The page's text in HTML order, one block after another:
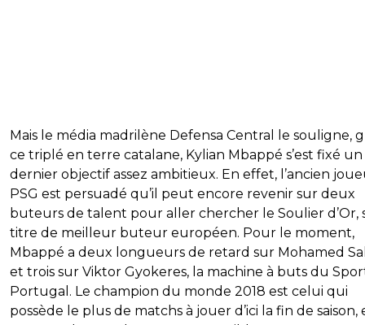
Mais le média madrilène Defensa Central le souligne,
ce triplé en terre catalane, Kylian Mbappé s’est fixé un
dernier objectif assez ambitieux. En effet, l’ancien
PSG est persuadé qu’il peut encore revenir sur deux
buteurs de talent pour aller chercher le Soulier d’Or,
titre de meilleur buteur européen. Pour le moment,
Mbappé a deux longueurs de retard sur Mohamed
et trois sur Viktor Gyokeres, la machine à buts du
Portugal. Le champion du monde 2018 est celui qui
possède le plus de matchs à jouer d’ici la fin de saison,